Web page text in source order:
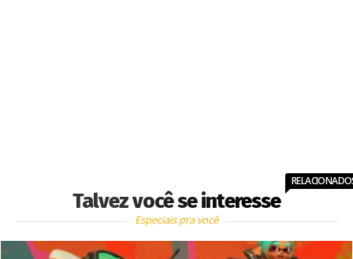
Talvez você se interesse
Especiais pra você